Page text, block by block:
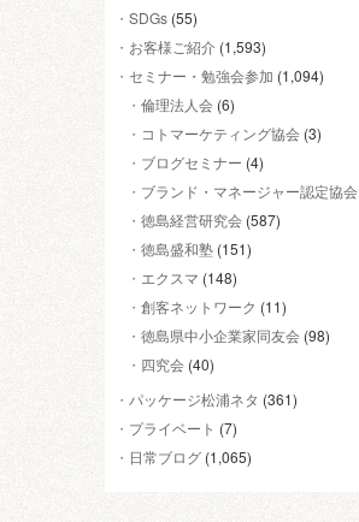
SDGs (55)
お客様ご紹介 (1,593)
セミナー・勉強会参加 (1,094)
倫理法人会 (6)
コトマーケティング協会 (3)
ブログセミナー (4)
ブランド・マネージャー認定協会
徳島経営研究会 (587)
徳島盛和塾 (151)
エクスマ (148)
創客ネットワーク (11)
徳島県中小企業家同友会 (98)
四究会 (40)
パッケージ松浦ネタ (361)
プライベート (7)
日常ブログ (1,065)